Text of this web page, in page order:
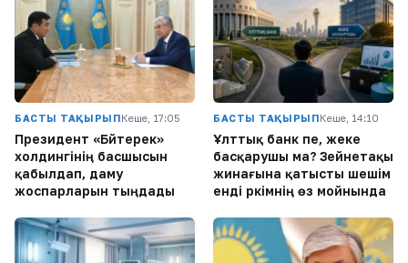
БАСТЫ ТАҚЫРЫПКеше, 17:05
Президент «Бәйтерек»
холдингінің басшысын
қабылдап, даму
жоспарларын тыңдады
БАСТЫ ТАҚЫРЫПКеше, 14:10
Ұлттық банк пе, жеке
басқарушы ма? Зейнетақы
жинағына қатысты шешім
енді әркімнің өз мойнында